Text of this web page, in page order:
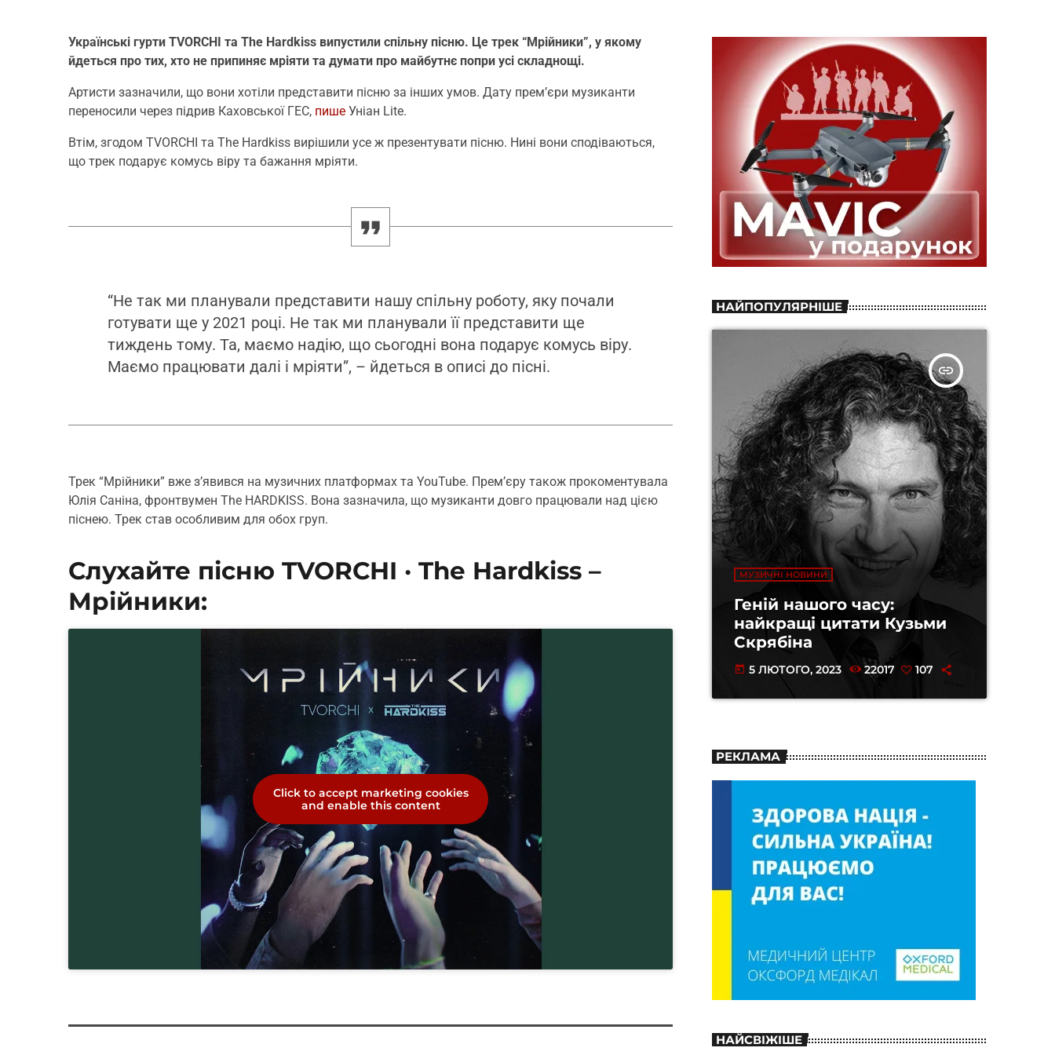
Українські гурти TVORCHI та The Hardkiss випустили спільну пісню. Це трек “Мрійники”, у якому
йдеться про тих, хто не припиняє мріяти та думати про майбутнє попри усі складнощі.
Артисти зазначили, що вони хотіли представити пісню за інших умов. Дату прем’єри музиканти
переносили через підрив Каховської ГЕС, пише Уніан Lite.
Втім, згодом TVORCHI та The Hardkiss вирішили усе ж презентувати пісню. Нині вони сподіваються,
що трек подарує комусь віру та бажання мріяти.
“Не так ми планували представити нашу спільну роботу, яку почали
готувати ще у 2021 році. Не так ми планували її представити ще
тиждень тому. Та, маємо надію, що сьогодні вона подарує комусь віру.
Маємо працювати далі і мріяти”, – йдеться в описі до пісні.
Трек “Мрійники” вже з’явився на музичних платформах та YouTube. Прем’єру також прокоментувала
Юлія Саніна, фронтвумен The HARDKISS. Вона зазначила, що музиканти довго працювали над цією
піснею. Трек став особливим для обох груп.
Слухайте пісню TVORCHI · The Hardkiss –
Мрійники:
Click to accept marketing cookies
and enable this content
НАЙПОПУЛЯРНІШЕ
insert_link
МУЗИЧНІ НОВИНИ
Геній нашого часу:
найкращі цитати Кузьми
Скрябіна
today 5 ЛЮТОГО, 2023 22017 107
РЕКЛАМА
НАЙСВІЖІШЕ